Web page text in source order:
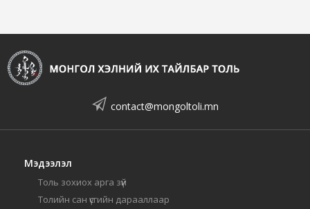
contact@mongoltoli.mn
Мэдээлэл
Толь зохиох арга зүй
Толийн сан үсгийн дарааллаар